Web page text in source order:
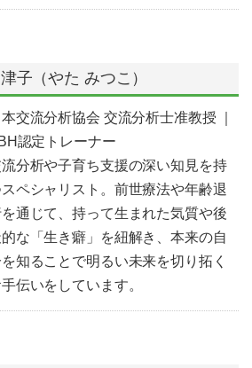
子（やた みつこ）
本交流分析協会 交流分析士准教授 ｜
認定トレーナー
分析や子育ち支援の深い知見を持
ペシャリスト。前世療法や年齢退
通じて、持って生まれた気質や後
な「生き癖」を紐解き、本来の自
知ることで明るい未来を切り拓く
伝いをしています。